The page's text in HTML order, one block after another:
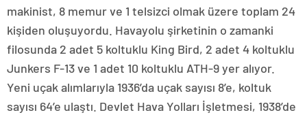
makinist, 8 memur ve 1 telsizci olmak üzere toplam 24
kişiden oluşuyordu. Havayolu şirketinin o zamanki
filosunda 2 adet 5 koltuklu King Bird, 2 adet 4 koltuklu
Junkers F-13 ve 1 adet 10 koltuklu ATH-9 yer alıyor.
Yeni uçak alımlarıyla 1936’da uçak sayısı 8’e, koltuk
sayısı 64’e ulaştı. Devlet Hava Yolları İşletmesi, 1938’de